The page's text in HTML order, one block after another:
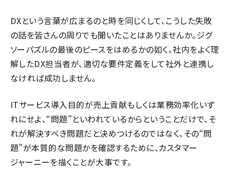
DXという言葉が広まるのと時を同じくして、こうした失敗
の話を皆さんの周りでも聞いたことはありませんか。ジグ
ソーパズルの最後のピースをはめるかの如く、社内をよく理
解したDX担当者が、適切な要件定義をして社外と連携し
なければ成功しません。
ITサービス導入目的が売上貢献もしくは業務効率化いず
れにせよ、“問題”といわれているからということだけで、そ
れが解決すべき問題だと決めつけるのではなく、その“問
題”が本質的な問題かを確認するために、カスタマー
ジャーニーを描くことが大事です。